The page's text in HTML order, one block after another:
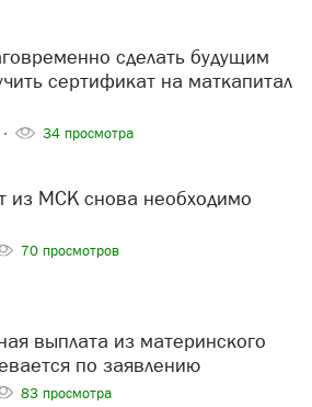
сертификат на маткапитал
34 просмотра
70 просмотров
по заявлению
83 просмотра